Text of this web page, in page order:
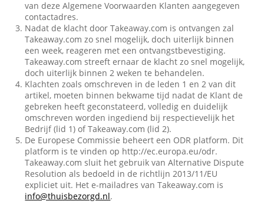
van deze Algemene Voorwaarden Klanten aangegeven
contactadres.
Nadat de klacht door Takeaway.com is ontvangen zal
Takeaway.com zo snel mogelijk, doch uiterlijk binnen
een week, reageren met een ontvangstbevestiging.
Takeaway.com streeft ernaar de klacht zo snel mogelijk,
doch uiterlijk binnen 2 weken te behandelen.
Klachten zoals omschreven in de leden 1 en 2 van dit
artikel, moeten binnen bekwame tijd nadat de Klant de
gebreken heeft geconstateerd, volledig en duidelijk
omschreven worden ingediend bij respectievelijk het
Bedrijf (lid 1) of Takeaway.com (lid 2).
De Europese Commissie beheert een ODR platform. Dit
platform is te vinden op http://ec.europa.eu/odr.
Takeaway.com sluit het gebruik van Alternative Dispute
Resolution als bedoeld in de richtlijn 2013/11/EU
expliciet uit. Het e-mailadres van Takeaway.com is
info@thuisbezorgd.nl.